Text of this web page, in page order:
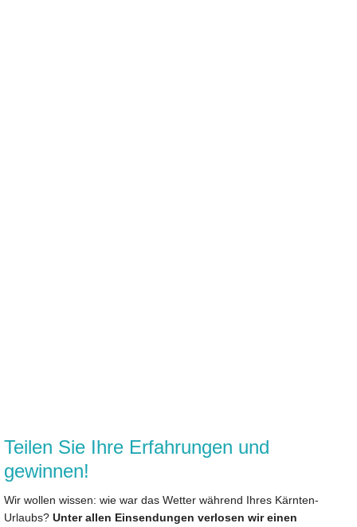
Teilen Sie Ihre Erfahrungen und
gewinnen!
Wir wollen wissen: wie war das Wetter während Ihres Kärnten-
Urlaubs? Unter allen Einsendungen verlosen wir einen